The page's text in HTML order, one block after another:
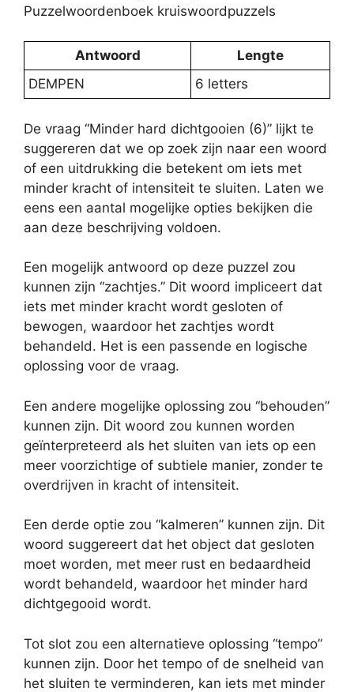
Puzzelwoordenboek kruiswoordpuzzels
Antwoord
Lengte
DEMPEN
6 letters
De vraag “Minder hard dichtgooien (6)” lijkt te
suggereren dat we op zoek zijn naar een woord
of een uitdrukking die betekent om iets met
minder kracht of intensiteit te sluiten. Laten we
eens een aantal mogelijke opties bekijken die
aan deze beschrijving voldoen.
Een mogelijk antwoord op deze puzzel zou
kunnen zijn “zachtjes.” Dit woord impliceert dat
iets met minder kracht wordt gesloten of
bewogen, waardoor het zachtjes wordt
behandeld. Het is een passende en logische
oplossing voor de vraag.
Een andere mogelijke oplossing zou “behouden”
kunnen zijn. Dit woord zou kunnen worden
geïnterpreteerd als het sluiten van iets op een
meer voorzichtige of subtiele manier, zonder te
overdrijven in kracht of intensiteit.
Een derde optie zou “kalmeren” kunnen zijn. Dit
woord suggereert dat het object dat gesloten
moet worden, met meer rust en bedaardheid
wordt behandeld, waardoor het minder hard
dichtgegooid wordt.
Tot slot zou een alternatieve oplossing “tempo”
kunnen zijn. Door het tempo of de snelheid van
het sluiten te verminderen, kan iets met minder